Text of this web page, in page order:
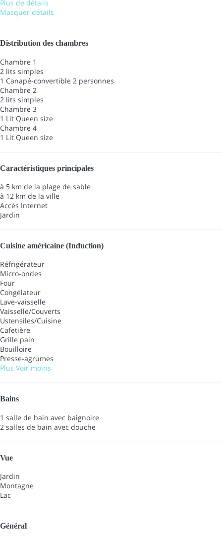
Plus de détails
Masquer détails
Distribution des chambres
Chambre 1
2 lits simples
1 Canapé-convertible 2 personnes
Chambre 2
2 lits simples
Chambre 3
1 Lit Queen size
Chambre 4
1 Lit Queen size
Caractéristiques principales
à 5 km de la plage de sable
à 12 km de la ville
Accès Internet
Jardin
Cuisine américaine (Induction)
Réfrigérateur
Micro-ondes
Four
Congélateur
Lave-vaisselle
Vaisselle/Couverts
Ustensiles/Cuisine
Cafetière
Grille pain
Bouilloire
Presse-agrumes
Plus Voir moins
Bains
1 salle de bain avec baignoire
2 salles de bain avec douche
Vue
Jardin
Montagne
Lac
Général